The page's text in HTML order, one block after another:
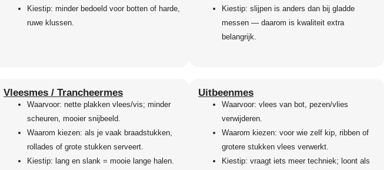
Kiestip: minder bedoeld voor botten of harde,
ruwe klussen.
Kiestip: slijpen is anders dan bij gladde
messen — daarom is kwaliteit extra
belangrijk.
Vleesmes / Trancheermes
Waarvoor: nette plakken vlees/vis; minder
scheuren, mooier snijbeeld.
Waarom kiezen: als je vaak braadstukken,
rollades of grote stukken serveert.
Kiestip: lang en slank = mooie lange halen.
Uitbeenmes
Waarvoor: vlees van bot, pezen/vlies
verwijderen.
Waarom kiezen: voor wie zelf kip, ribben of
grotere stukken vlees verwerkt.
Kiestip: vraagt iets meer techniek; loont als